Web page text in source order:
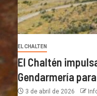
EL CHALTEN
El Chaltén
Gendarmería
3 de abril de 2026